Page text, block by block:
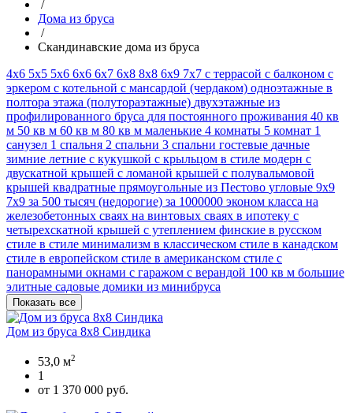
/
Дома из бруса
/
Скандинавские дома из бруса
4х6 5х5 5х6 6x6 6х7 6х8 8х8 6х9 7х7 с террасой с балконом с
эркером с котельной с мансардой (чердаком) одноэтажные в
полтора этажа (полутораэтажные) двухэтажные из
профилированного бруса для постоянного проживания 40 кв
м 50 кв м 60 кв м 80 кв м маленькие 4 комнаты 5 комнат 1
санузел 1 спальня 2 спальни 3 спальни гостевые дачные
зимние летние с кукушкой с крыльцом в стиле модерн с
двускатной крышей с ломаной крышей с полувальмовой
крышей квадратные прямоугольные из Пестово угловые 9х9
7х9 за 500 тысяч (недорогие) за 1000000 эконом класса на
железобетонных сваях на винтовых сваях в ипотеку с
четырехскатной крышей с утеплением финские в русском
стиле в стиле минимализм в классическом стиле в канадском
стиле в европейском стиле в американском стиле с
панорамными окнами с гаражом с верандой 100 кв м большие
элитные садовые домики из минибруса
Показать все
Дом из бруса 8х8 Синдика
53,0 м2
1
от 1 370 000 руб.